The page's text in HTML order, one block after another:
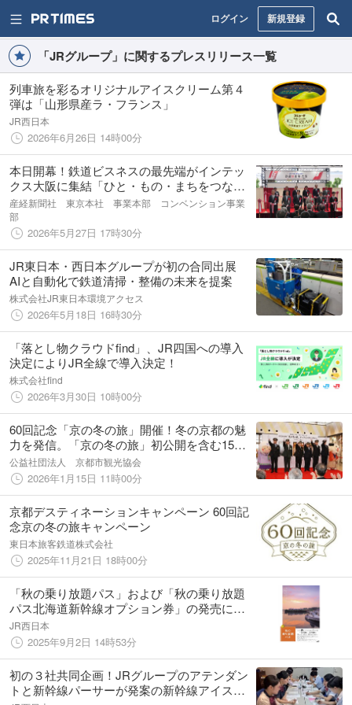
ログイン 新規登録
「JRグループ」に関するプレスリリース一覧
列車旅を彩るオリジナルアイスクリーム第４
弾は「山形県産ラ・フランス」
JR西日本
2026年6月26日 14時00分
本日開幕！鉄道ビスネスの最先端がインテッ
クス大阪に集結「ひと・もの・まちをつな
ぐ」をテーマとした鉄道ビジネス展示会「第2
回鉄道技術展・大阪2026」
産経新聞社 東京本社 事業本部 コンベンション事業
部
2026年5月27日 17時30分
JR東日本・西日本グループが初の合同出展
AIと自動化で鉄道清掃・整備の未来を提案
株式会社JR東日本環境アクセス
2026年5月18日 16時30分
「落とし物クラウドfind」、JR四国への導入
決定によりJR全線で導入決定！
株式会社find
2026年3月30日 10時00分
60回記念「京の冬の旅」開催！冬の京都の魅
力を発信。「京の冬の旅」初公開を含む15か
所の非公開文化財を特別公開！
公益社団法人 京都市観光協会
2026年1月15日 11時00分
京都デスティネーションキャンペーン 60回記
念京の冬の旅キャンペーン
東日本旅客鉄道株式会社
2025年11月21日 18時00分
「秋の乗り放題パス」および「秋の乗り放題
パス北海道新幹線オプション券」の発売につ
いて
JR西日本
2025年9月2日 14時53分
初の３社共同企画！JRグループのアテンダン
トと新幹線パーサーが発案の新幹線アイス